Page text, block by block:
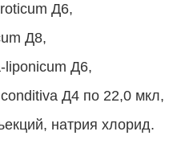
Д6,
Д8,
liponicum Д6,
Д4 по 22,0 мкл,
натрия хлорид.